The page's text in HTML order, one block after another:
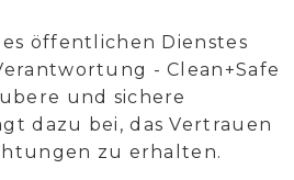
öffentlichen Dienstes
- Clean+Safe
und sichere
dazu bei, das Vertrauen
zu erhalten.